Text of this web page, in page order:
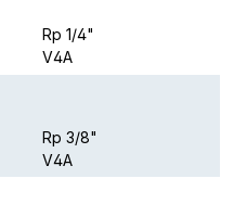
Rp 1/4"
V4A
Rp 3/8"
V4A